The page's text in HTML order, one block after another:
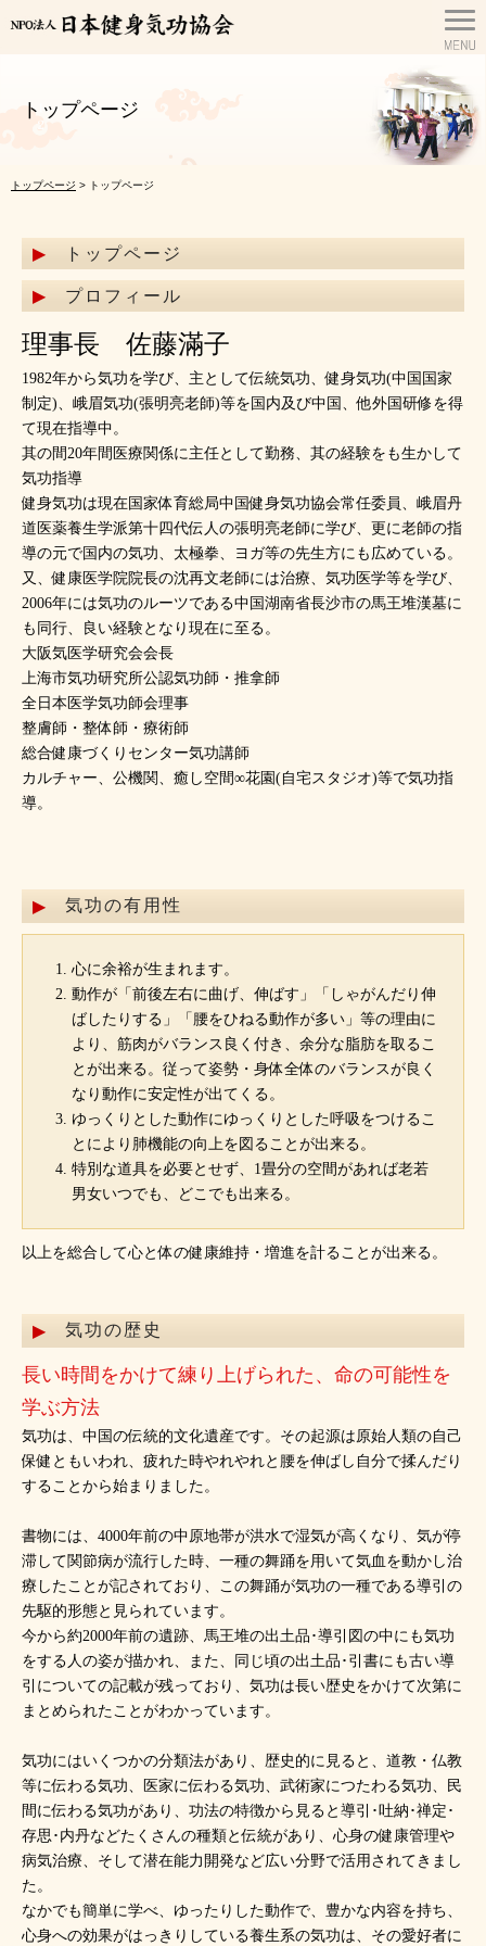
トップページ
トップページ > トップページ
トップページ
プロフィール
理事長 佐藤滿子
1982年から気功を学び、主として伝統気功、健身気功(中国国家
制定)、峨眉気功(張明亮老師)等を国内及び中国、他外国研修を得
て現在指導中。
其の間20年間医療関係に主任として勤務、其の経験をも生かして
気功指導
健身気功は現在国家体育総局中国健身気功協会常任委員、峨眉丹
道医薬養生学派第十四代伝人の張明亮老師に学び、更に老師の指
導の元で国内の気功、太極拳、ヨガ等の先生方にも広めている。
又、健康医学院院長の沈再文老師には治療、気功医学等を学び、
2006年には気功のルーツである中国湖南省長沙市の馬王堆漢墓に
も同行、良い経験となり現在に至る。
大阪気医学研究会会長
上海市気功研究所公認気功師・推拿師
全日本医学気功師会理事
整膚師・整体師・療術師
総合健康づくりセンター気功講師
カルチャー、公機関、癒し空間∞花園(自宅スタジオ)等で気功指
導。
気功の有用性
心に余裕が生まれます。
動作が「前後左右に曲げ、伸ばす」「しゃがんだり伸
ばしたりする」「腰をひねる動作が多い」等の理由に
より、筋肉がバランス良く付き、余分な脂肪を取るこ
とが出来る。従って姿勢・身体全体のバランスが良く
なり動作に安定性が出てくる。
ゆっくりとした動作にゆっくりとした呼吸をつけるこ
とにより肺機能の向上を図ることが出来る。
特別な道具を必要とせず、1畳分の空間があれば老若
男女いつでも、どこでも出来る。
以上を総合して心と体の健康維持・増進を計ることが出来る。
気功の歴史
長い時間をかけて練り上げられた、命の可能性を
学ぶ方法
気功は、中国の伝統的文化遺産です。その起源は原始人類の自己
保健ともいわれ、疲れた時やれやれと腰を伸ばし自分で揉んだり
することから始まりました。
書物には、4000年前の中原地帯が洪水で湿気が高くなり、気が停
滞して関節病が流行した時、一種の舞踊を用いて気血を動かし治
療したことが記されており、この舞踊が気功の一種である導引の
先駆的形態と見られています。
今から約2000年前の遺跡、馬王堆の出土品･導引図の中にも気功
をする人の姿が描かれ、また、同じ頃の出土品･引書にも古い導
引についての記載が残っており、気功は長い歴史をかけて次第に
まとめられたことがわかっています。
気功にはいくつかの分類法があり、歴史的に見ると、道教・仏教
等に伝わる気功、医家に伝わる気功、武術家につたわる気功、民
間に伝わる気功があり、功法の特徴から見ると導引･吐納･禅定･
存思･内丹などたくさんの種類と伝統があり、心身の健康管理や
病気治療、そして潜在能力開発など広い分野で活用されてきまし
た。
なかでも簡単に学べ、ゆったりした動作で、豊かな内容を持ち、
心身への効果がはっきりしている養生系の気功は、その愛好者に